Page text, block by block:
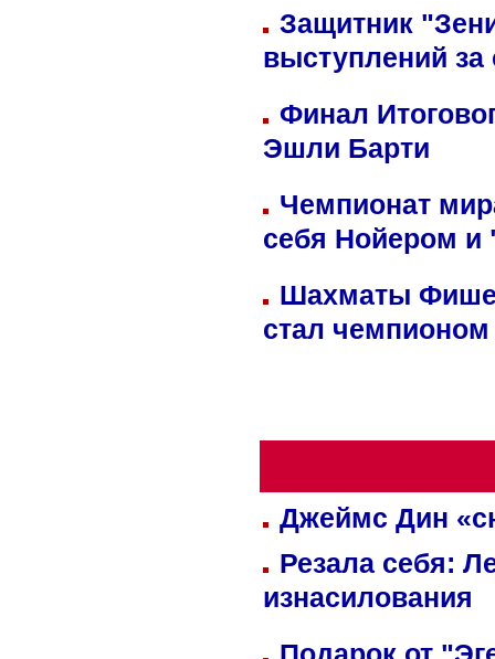
Защитник
выступлений
Финал
Эшли Барти
Чемпионат
себя Нойером и
Шахматы
стал
Джеймс Дин
Резала себя:
изнасилования